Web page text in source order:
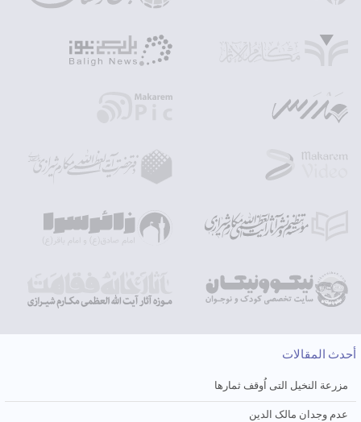
أحدث المقالات
مزرعة النخیل التی اُوقف ثمارها
عدم وجدان مالک الدین